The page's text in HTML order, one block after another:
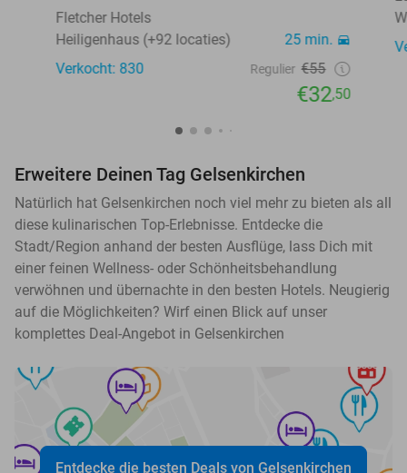
Fletcher Hotels
Heiligenhaus (+92 locaties)
25 min.
Verkocht: 830
Regulier €55
€32,50
Erweitere Deinen Tag Gelsenkirchen
Natürlich hat Gelsenkirchen noch viel mehr zu bieten als all
diese kulinarischen Top-Erlebnisse. Entdecke die
Stadt/Region anhand der besten Ausflüge, lass Dich mit
einer feinen Wellness- oder Schönheitsbehandlung
verwöhnen und übernachte in den besten Hotels. Neugierig
auf die Möglichkeiten? Wirf einen Blick auf unser
komplettes Deal-Angebot in Gelsenkirchen
Entdecke die besten Deals von Gelsenkirchen